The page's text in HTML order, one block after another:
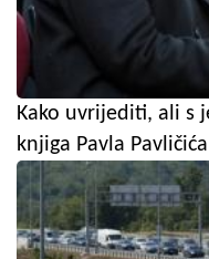
Kako uvrijediti, ali s
knjiga Pavla